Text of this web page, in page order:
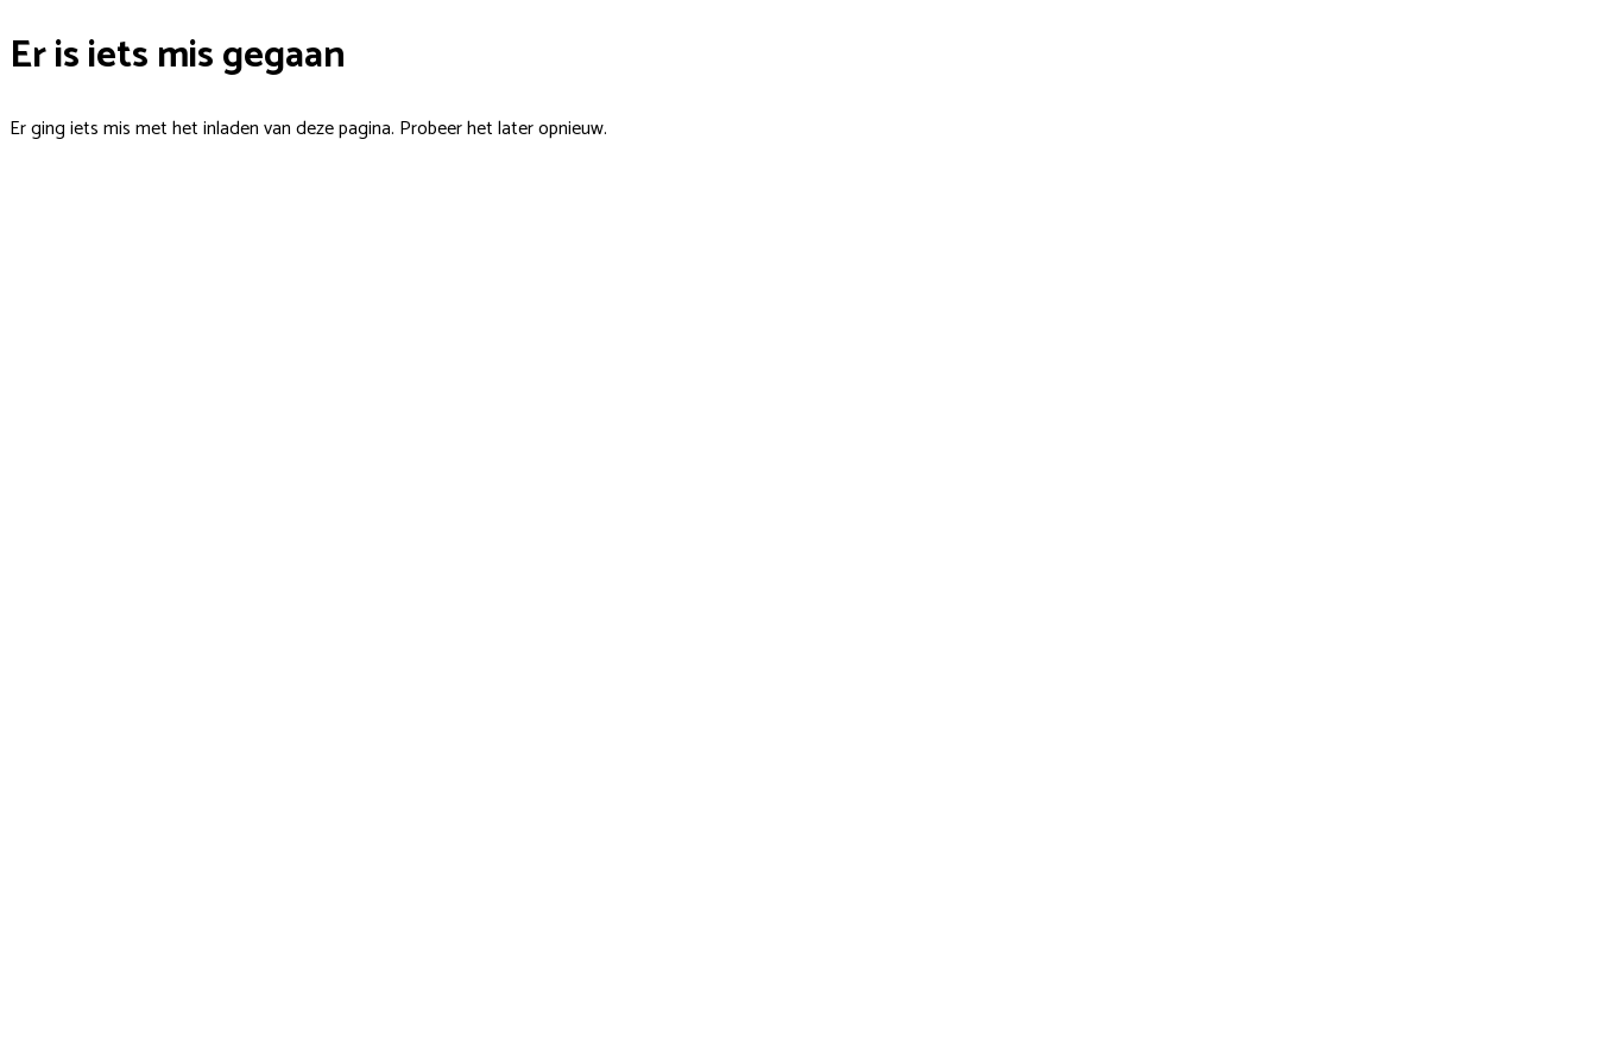
Er is iets mis gegaan
Er ging iets mis met het inladen van deze pagina. Probeer het later opnieuw.